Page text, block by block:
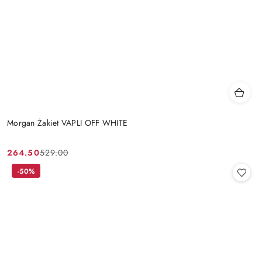
Morgan Żakiet VAPLI OFF WHITE
Cena
promocyjna:
264.50
Cena
przed
529.00
-50%